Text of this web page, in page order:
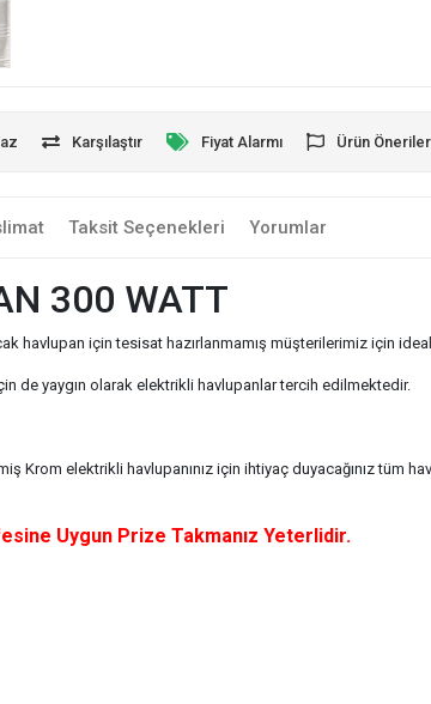
Karşılaştır Fiyat Alarmı Ürün
Taksit Seçenekleri Yorumlar
300 WATT
havlupan için tesisat hazırlanmamış müşterilerimiz için
de yaygın olarak elektrikli havlupanlar tercih edilmektedir.
elektrikli havlupanınız için ihtiyaç duyacağınız tüm
Uygun Prize Takmanız Yeterlidir.